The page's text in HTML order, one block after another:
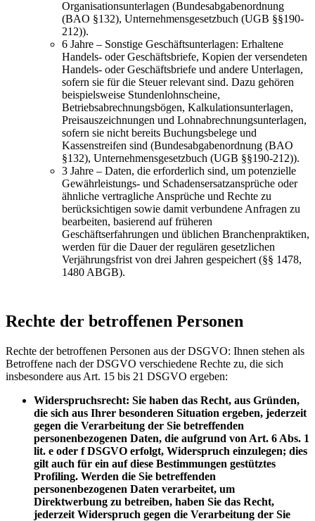
Organisationsunterlagen (Bundesabgabenordnung
(BAO §132), Unternehmensgesetzbuch (UGB §§190-
212)).
6 Jahre – Sonstige Geschäftsunterlagen: Erhaltene
Handels- oder Geschäftsbriefe, Kopien der versendeten
Handels- oder Geschäftsbriefe und andere Unterlagen,
sofern sie für die Steuer relevant sind. Dazu gehören
beispielsweise Stundenlohnscheine,
Betriebsabrechnungsbögen, Kalkulationsunterlagen,
Preisauszeichnungen und Lohnabrechnungsunterlagen,
sofern sie nicht bereits Buchungsbelege und
Kassenstreifen sind (Bundesabgabenordnung (BAO
§132), Unternehmensgesetzbuch (UGB §§190-212)).
3 Jahre – Daten, die erforderlich sind, um potenzielle
Gewährleistungs- und Schadensersatzansprüche oder
ähnliche vertragliche Ansprüche und Rechte zu
berücksichtigen sowie damit verbundene Anfragen zu
bearbeiten, basierend auf früheren
Geschäftserfahrungen und üblichen Branchenpraktiken,
werden für die Dauer der regulären gesetzlichen
Verjährungsfrist von drei Jahren gespeichert (§§ 1478,
1480 ABGB).
Rechte der betroffenen Personen
Rechte der betroffenen Personen aus der DSGVO: Ihnen stehen als
Betroffene nach der DSGVO verschiedene Rechte zu, die sich
insbesondere aus Art. 15 bis 21 DSGVO ergeben:
Widerspruchsrecht: Sie haben das Recht, aus Gründen,
die sich aus Ihrer besonderen Situation ergeben, jederzeit
gegen die Verarbeitung der Sie betreffenden
personenbezogenen Daten, die aufgrund von Art. 6 Abs. 1
lit. e oder f DSGVO erfolgt, Widerspruch einzulegen; dies
gilt auch für ein auf diese Bestimmungen gestütztes
Profiling. Werden die Sie betreffenden
personenbezogenen Daten verarbeitet, um
Direktwerbung zu betreiben, haben Sie das Recht,
jederzeit Widerspruch gegen die Verarbeitung der Sie